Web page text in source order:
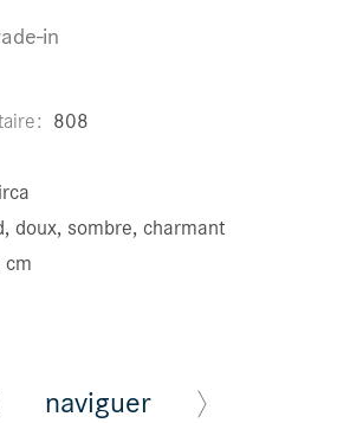
in
808
doux, sombre, charmant
naviguer